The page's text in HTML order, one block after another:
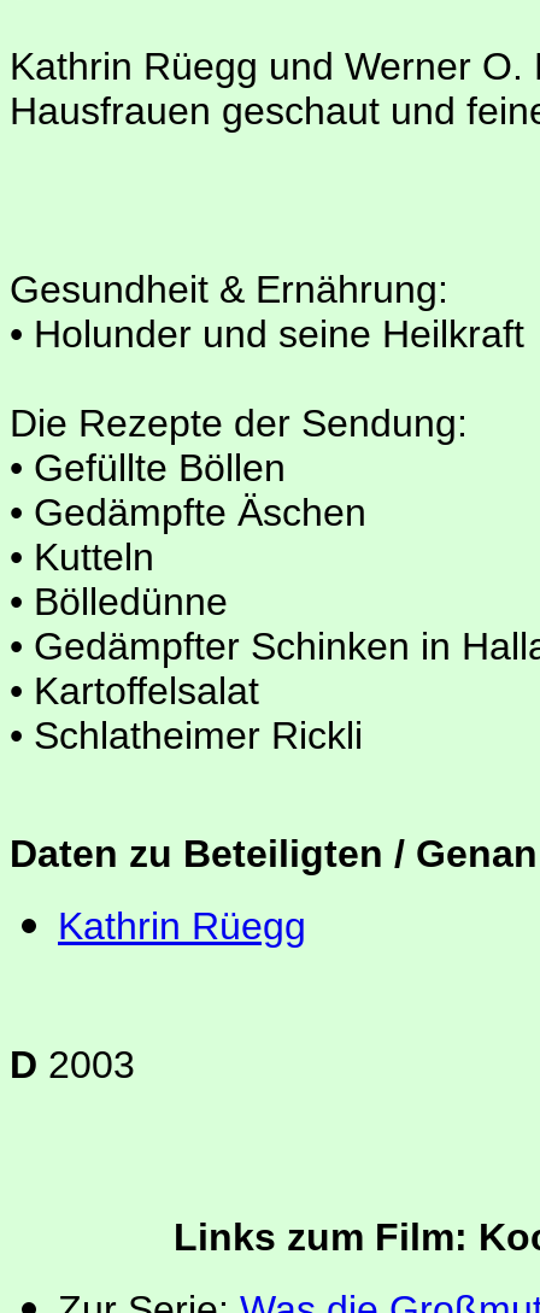
Kathrin Rüegg und Werner
Hausfrauen geschaut und
Gesundheit & Ernährung:
• Holunder und seine Heilkraft
Die Rezepte der Sendung:
• Gefüllte Böllen
• Gedämpfte Äschen
• Kutteln
• Bölledünne
• Gedämpfter Schinken in
• Kartoffelsalat
• Schlatheimer Rickli
Daten zu Beteiligten /
Kathrin Rüegg
D 2003
Links zum Film: